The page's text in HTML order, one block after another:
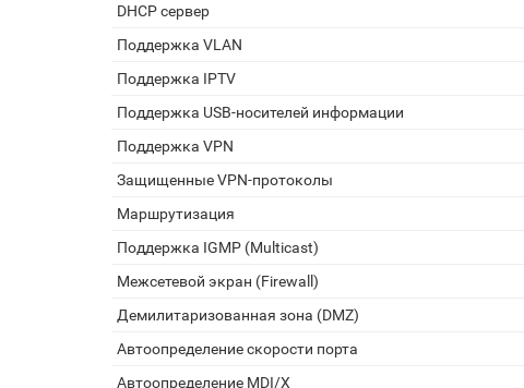
DHCP сервер
Поддержка VLAN
Поддержка IPTV
Поддержка USB-носителей информации
Поддержка VPN
Защищенные VPN-протоколы
Маршрутизация
Поддержка IGMP (Multicast)
Межсетевой экран (Firewall)
Демилитаризованная зона (DMZ)
Автоопределение скорости порта
Автоопределение MDI/X